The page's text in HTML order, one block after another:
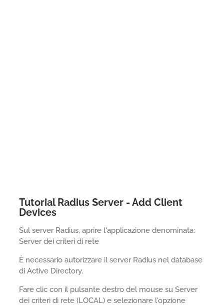
Tutorial Radius Server - Add Client
Devices
Sul server Radius, aprire l'applicazione denominata:
Server dei criteri di rete
È necessario autorizzare il server Radius nel database
di Active Directory.
Fare clic con il pulsante destro del mouse su Server
dei criteri di rete (LOCAL) e selezionare l'opzione